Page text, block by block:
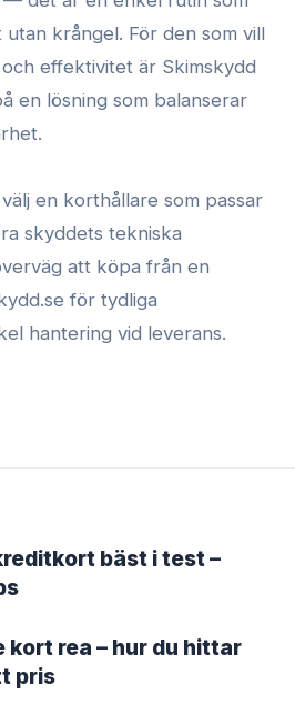
krångel. För den som vill
effektivitet är Skimskydd
en lösning som balanserar
en korthållare som passar
skyddets tekniska
att köpa från en
för tydliga
hantering vid leverans.
bäst i test –
kort rea – hur du hittar
pris